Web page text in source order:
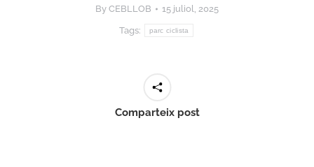
By CEBLLOB 15 juliol, 2025
Tags: parc ciclista
Comparteix post